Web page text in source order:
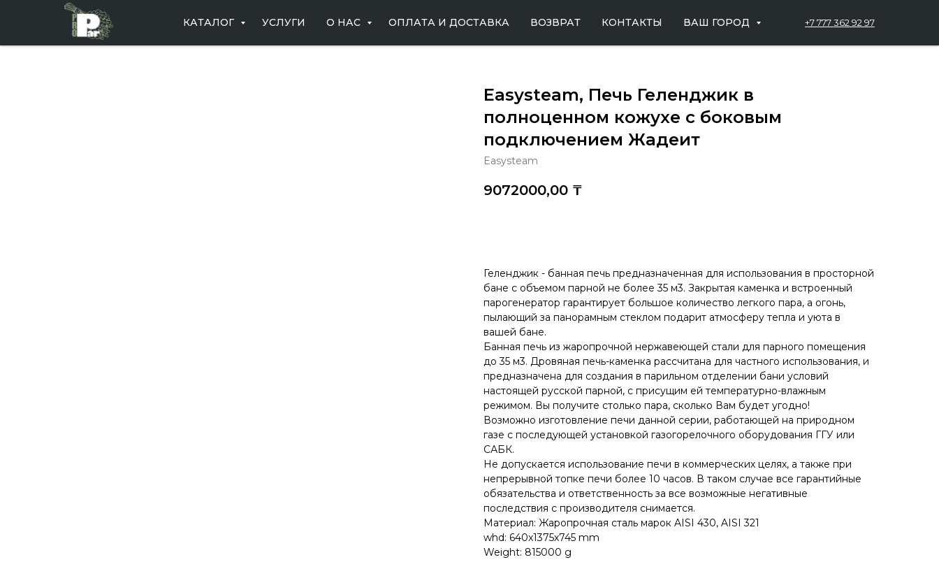
КАТАЛОГ УСЛУГИ О НАС ОПЛАТА И ДОСТАВКА ВОЗВРАТ КОНТАКТЫ ВАШ ГОРОД +7 777 362 92 97
Easysteam, Печь Геленджик в
полноценном кожухе с боковым
подключением Жадеит
Easysteam
9072000,00 ₸
Геленджик - банная печь предназначенная для использования в просторной
бане с объемом парной не более 35 м3. Закрытая каменка и встроенный
парогенератор гарантирует большое количество легкого пара, а огонь,
пылающий за панорамным стеклом подарит атмосферу тепла и уюта в
вашей бане.
Банная печь из жаропрочной нержавеющей стали для парного помещения
до 35 м3. Дровяная печь-каменка рассчитана для частного использования, и
предназначена для создания в парильном отделении бани условий
настоящей русской парной, с присущим ей температурно-влажным
режимом. Вы получите столько пара, сколько Вам будет угодно!
Возможно изготовление печи данной серии, работающей на природном
газе с последующей установкой газогорелочного оборудования ГГУ или
САБК.
Не допускается использование печи в коммерческих целях, а также при
непрерывной топке печи более 10 часов. В таком случае все гарантийные
обязательства и ответственность за все возможные негативные
последствия с производителя снимается.
Материал: Жаропрочная сталь марок AISI 430, AISI 321
whd: 640x1375x745 mm
Weight: 815000 g